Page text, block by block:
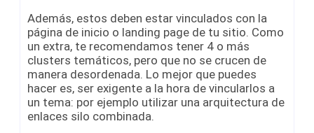
Además, estos deben estar vinculados con la
página de inicio o landing page de tu sitio. Como
un extra, te recomendamos tener 4 o más
clusters temáticos, pero que no se crucen de
manera desordenada. Lo mejor que puedes
hacer es, ser exigente a la hora de vincularlos a
un tema: por ejemplo utilizar una arquitectura de
enlaces silo combinada.